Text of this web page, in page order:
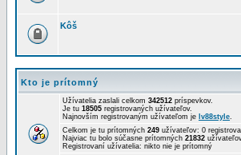
Kôš
Kto je prítomný
Užívatelia zaslali celkom 342512 príspevkov.
Je tu 18505 registrovaných užívateľov.
Najnovším registrovaným užívateľom je lv88style.
Celkom je tu prítomných 249 užívateľov: 0
Najviac tu bolo súčasne prítomných 21832
Registrovaní užívatelia: nikto nie je prítomný